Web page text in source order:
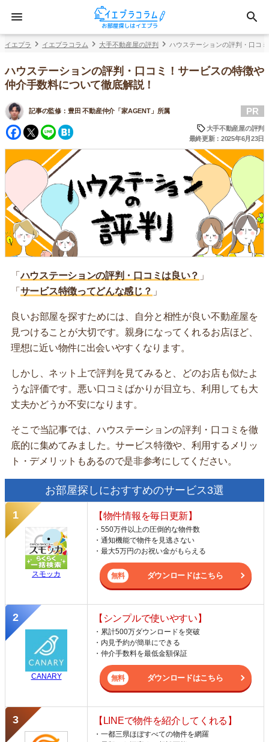
イエプラ イエプラコラム 大手不動産屋の評判 ハウステーションの評判・口コ
ハウステーションの評判・口コミ！サービスの特徴や
仲介手数料について徹底解説！
記事の監修： 豊田 不動産仲介「家AGENT」所属
Facebook
Twitter
Line
PR
大手不動産屋の評判
最終更新：2025年6月23日
「ハウステーションの評判・口コミは良い？ 」
「 サービス特徴ってどんな感じ？ 」
良いお部屋を探すためには、自分と相性が良い不動産屋を
見つけることが大切です。親身になってくれるお店ほど、
理想に近い物件に出会いやすくなります。
しかし、ネット上で評判を見てみると、どのお店も似たよ
うな評価です。悪い口コミばかりが目立ち、利用しても大
丈夫かどうか不安になります。
そこで当記事では、ハウステーションの評判・口コミを徹
底的に集めてみました。サービス特徴や、利用するメリッ
ト・デメリットもあるので是非参考にしてください。
お部屋探しにおすすめのサービス3選
スモッカ
【物件情報を毎日更新】
・550万件以上の圧倒的な物件数
・通知機能で物件を見逃さない
・最大5万円のお祝い金がもらえる
ダウンロードはこちら
CANARY
【シンプルで使いやすい】
・累計500万ダウンロードを突破
・内見予約が簡単にできる
・仲介手数料を最低金額保証
ダウンロードはこちら
【LINEで物件を紹介してくれる】
・一都三県ほぼすべての物件を網羅